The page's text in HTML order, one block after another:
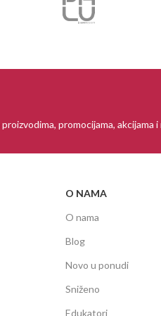
promocijama, akcijama
O NAMA
O nama
Blog
Novo u ponudi
Sniženo
Edukatori